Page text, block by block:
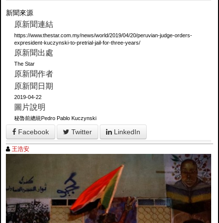
新聞來源
原新聞連結
https://www.thestar.com.my/news/world/2019/04/20/peruvian-judge-orders-
expresident-kuczynski-to-pretrial-jail-for-three-years/
原新聞出處
The Star
原新聞作者
原新聞日期
2019-04-22
圖片說明
秘魯前總統Pedro Pablo Kuczynski
Facebook Twitter LinkedIn
王浩安